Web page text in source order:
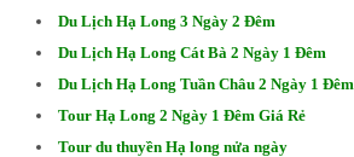
Du Lịch Hạ Long 3 Ngày 2 Đêm
Du Lịch Hạ Long Cát Bà 2 Ngày 1 Đêm
Du Lịch Hạ Long Tuần Châu 2 Ngày 1 Đêm
Tour Hạ Long 2 Ngày 1 Đêm Giá Rẻ
Tour du thuyền Hạ long nửa ngày